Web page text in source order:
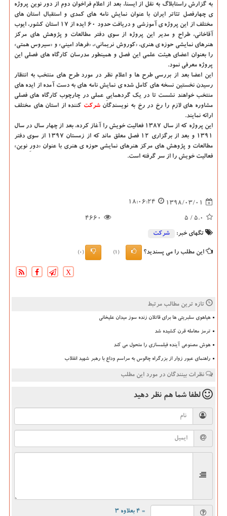
به گزارش راستابلاگ به نقل از ایسنا، بعد از اعلام فراخوان دوم از دور نوین پروژه
ی چهارفصل تئاتر ایران با عنوان نمایش نامه های كمدی و استقبال استان های
مختلف از این پروژه ی آموزشی و دریافت حدود ۶۰ ایده از ۱۷ استان كشور، ایوب
آقاخانی، طراح و مدیر این پروژه از سوی دفتر مطالعات و پژوهش های مركز
هنرهای نمایشی حوزه ی هنری، «كوروش نریمانی»، «فرهاد امینی» و «سیروس همتی»
را بعنوان اعضای هیئت علمی این فصل و همینطور مدرسان كارگاه های فصلی این
پروژه معرفی نمود.
این اعضا بعد از بررسی طرح ها و اعلام نظر در مورد طرح های منتخب به انتظار
رسیدن نخستین نسخه های كامل شده ی نمایش نامه های به دست آمده از ایده های
منتخب خواهند نشست تا در یك گردهماییِ عملی در چارچوب كارگاه های فصلی
مشاوره های لازم را رخ در رخ به نویسندگانشركت كننده از استان های مختلف
ارائه نمایند.
این پروژه كه از سال ۱۳۸۷ فعالیت خویش را آغاز كرده، بعد از چهار سال در سال
۱۳۹۱ و بعد از برگزاری ۱۲ فصل معلق ماند كه از زمستان ۱۳۹۷ از سوی دفتر
مطالعات و پژوهش های مركز هنرهای نمایشی حوزه ی هنری با عنوان «دورِ نوین»
فعالیت خویش را از سر گرفته است.
1398/03/01
18:06:24
5.0
/ 5
4660
تگهای خبر: شركت
این مطلب را می پسندید؟ (1)
(0)
X
تازه ترین مطالب مرتبط
هیاهوی سلبریتی ها برای قاتلان زنده سوز میدان علیخانی
ترمز معامله قرن کشیده شد
هوش مصنوعی آینده فیلمسازی را متحول می کند
راهنمای عبور زوار از بزرگراه چالوس به مراسم وداع با رهبر شهید انقلاب
نظرات بینندگان در مورد این مطلب
لطفا شما هم نظر دهید
= ۴ بعلاوه ۳